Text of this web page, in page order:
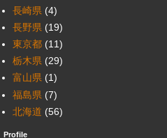
長崎県 (4)
長野県 (19)
東京都 (11)
栃木県 (29)
富山県 (1)
福島県 (7)
北海道 (56)
Profile